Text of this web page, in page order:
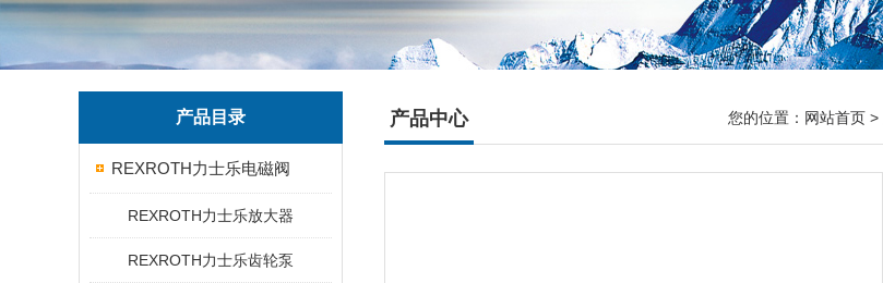
产品目录
REXROTH力士乐电磁阀
REXROTH力士乐放大器
REXROTH力士乐齿轮泵
产品中心 您的位置： 网站首页 >